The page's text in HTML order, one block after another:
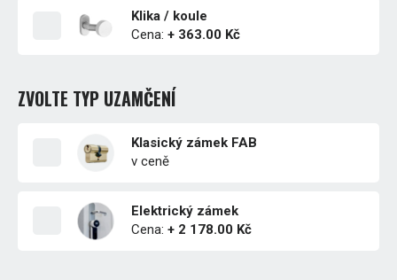
Klika / koule
Cena: + 363.00 Kč
ZVOLTE TYP UZAMČENÍ
Klasický zámek FAB
v ceně
Elektrický zámek
Cena: + 2 178.00 Kč